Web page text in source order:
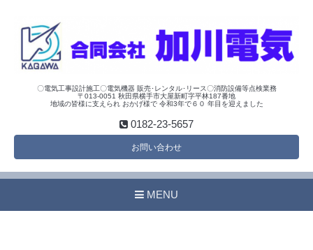
〇電気工事設計施工〇電気機器 販売･レンタル･リース〇消防設備等点検業務
〒013-0051 秋田県横手市大屋新町字平林187番地
地域の皆様に支えられ おかげ様で 令和3年で６０ 年目を迎えました
0182-23-5657
お問い合わせ
MENU